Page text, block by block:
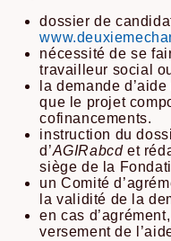
dossier de
nécessité de se
travailleur social
la demande
que le projet
cofinancements.
instruction du
d’AGIRabcd et
siège de la
un Comité
la validité de la
en cas
versement de